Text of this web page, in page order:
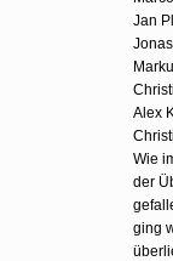
Jan
Alex
Wie
der
ging